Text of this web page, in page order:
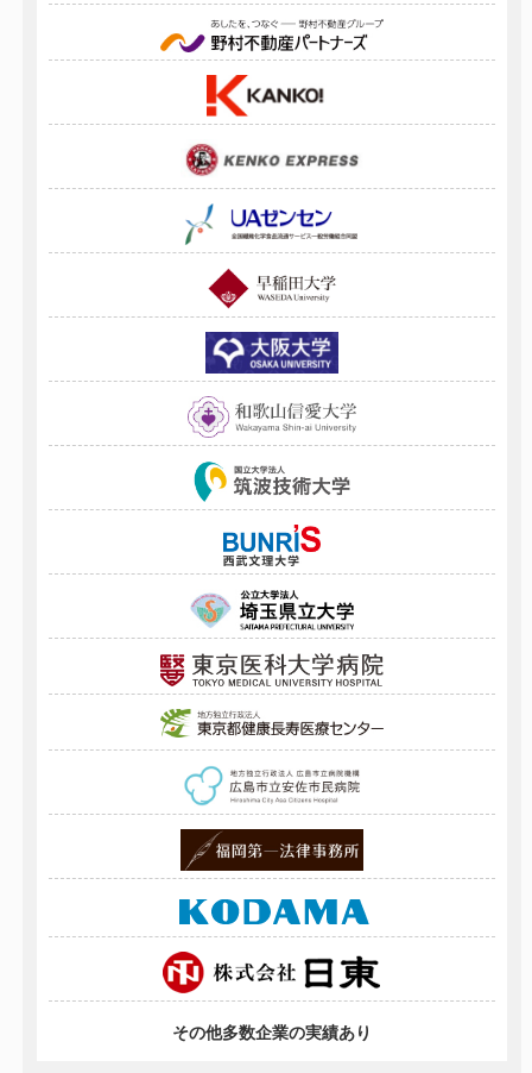
その他多数企業の実績あり